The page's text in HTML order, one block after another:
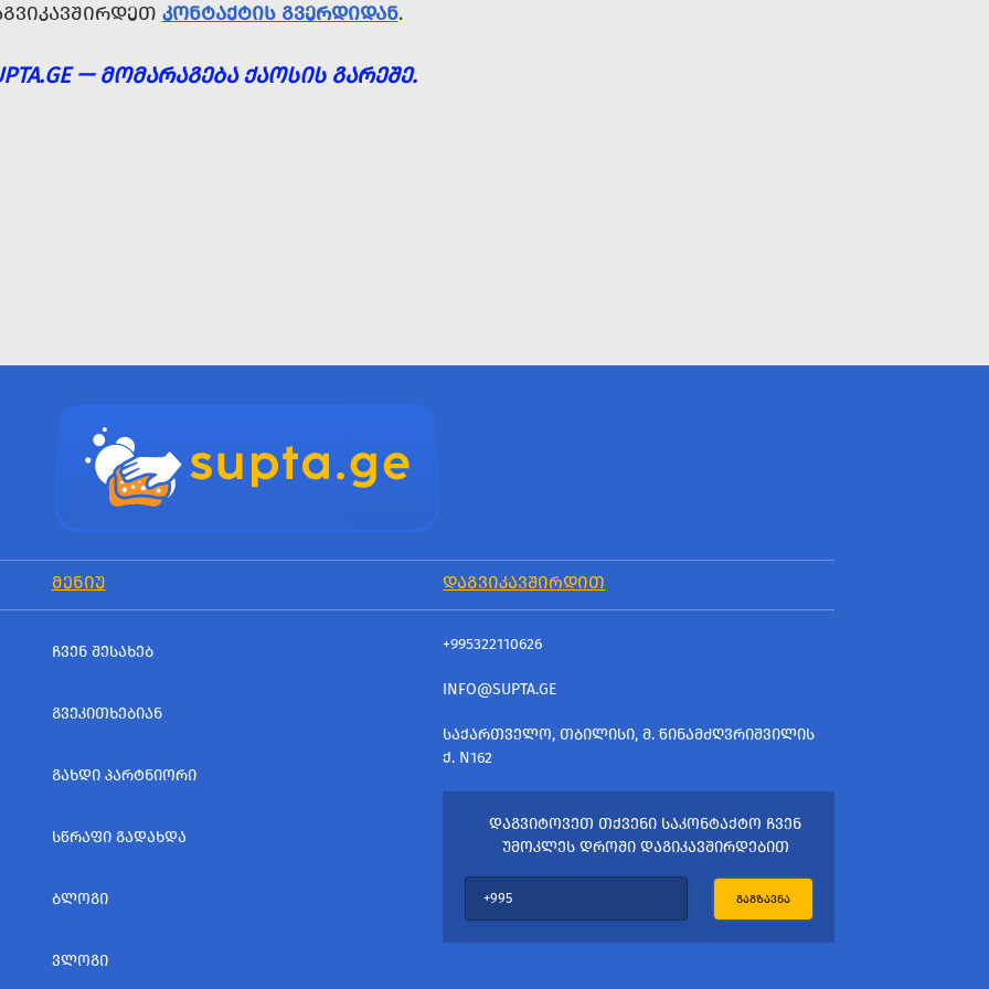
ᲙᲝᲜᲢᲐᲥᲢᲘᲡ ᲒᲕᲔᲠᲓᲘᲓᲐᲜ.
— ᲛᲝᲛᲐᲠᲐᲒᲔᲑᲐ ᲥᲐᲝᲡᲘᲡ ᲒᲐᲠᲔᲨᲔ.
ᲛᲔᲜᲘᲣ ᲓᲐᲒᲕᲘᲙᲐᲕᲨᲘᲠᲓᲘᲗ
ᲩᲕᲔᲜ ᲨᲔᲡᲐᲮᲔᲑ
ᲒᲕᲔᲙᲘᲗᲮᲔᲑᲘᲐᲜ
ᲒᲐᲮᲓᲘ ᲞᲐᲠᲢᲜᲘᲝᲠᲘ
ᲡᲬᲠᲐᲤᲘ ᲒᲐᲓᲐᲮᲓᲐ
ᲑᲚᲝᲒᲘ
ᲕᲚᲝᲒᲘ
+995322110626
INFO@SUPTA.GE
ᲡᲐᲥᲐᲠᲗᲕᲔᲚᲝ, ᲗᲑᲘᲚᲘᲡᲘ, Მ. ᲬᲘᲜᲐᲛᲫᲦᲕᲠᲘᲨᲕᲘᲚᲘᲡ
Ქ. N162
ᲓᲐᲒᲕᲘᲢᲝᲕᲔᲗ ᲗᲥᲕᲔᲜᲘ ᲡᲐᲙᲝᲜᲢᲐᲥᲢᲝ ᲩᲕᲔᲜ
ᲣᲛᲝᲙᲚᲔᲡ ᲓᲠᲝᲨᲘ ᲓᲐᲒᲘᲙᲐᲕᲨᲘᲠᲓᲔᲑᲘᲗ
ᲒᲐᲒᲖᲐᲕᲜᲐ